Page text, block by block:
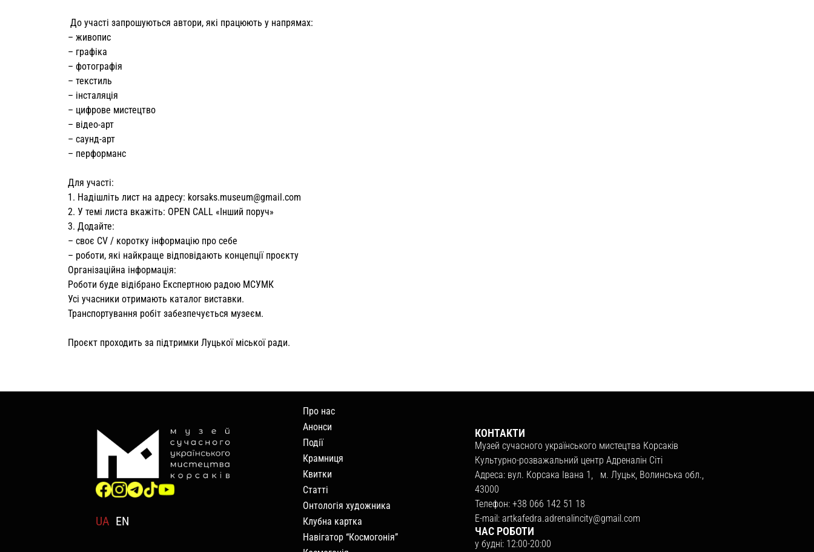
До участі запрошуються автори, які працюють у напрямах:
– живопис
– графіка
– фотографія
– текстиль
– інсталяція
– цифрове мистецтво
– відео-арт
– саунд-арт
– перформанс
Для участі:
1. Надішліть лист на адресу: korsaks.museum@gmail.com
2. У темі листа вкажіть: OPEN CALL «Інший поруч»
3. Додайте:
– своє CV / коротку інформацію про себе
– роботи, які найкраще відповідають концепції проєкту
Організаційна інформація:
Роботи буде відібрано Експертною радою МСУМК
Усі учасники отримають каталог виставки.
Транспортування робіт забезпечується музеєм.
Проєкт проходить за підтримки Луцької міської ради.
UA EN
Про нас
Анонси
Події
Крамниця
Квитки
Статті
Онтологія художника
Клубна картка
Навігатор “Космогонія”
КОНТАКТИ
Музей сучасного українського мистецтва Корсаків
Культурно-розважальний центр Адреналін Сіті
Адреса: вул. Корсака Івана 1, м. Луцьк, Волинська обл.,
43000
Телефон: +38 066 142 51 18
E-mail:artkafedra.adrenalincity@gmail.com
ЧАС РОБОТИ
у будні: 12:00-20:00